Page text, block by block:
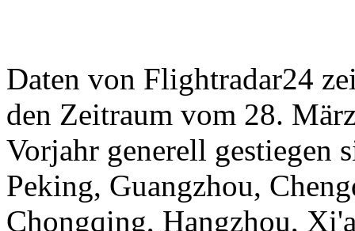
Daten von Flightradar24
den Zeitraum vom 28.
Vorjahr generell gestiegen
Peking, Guangzhou,
Chongqing, Hangzhou,